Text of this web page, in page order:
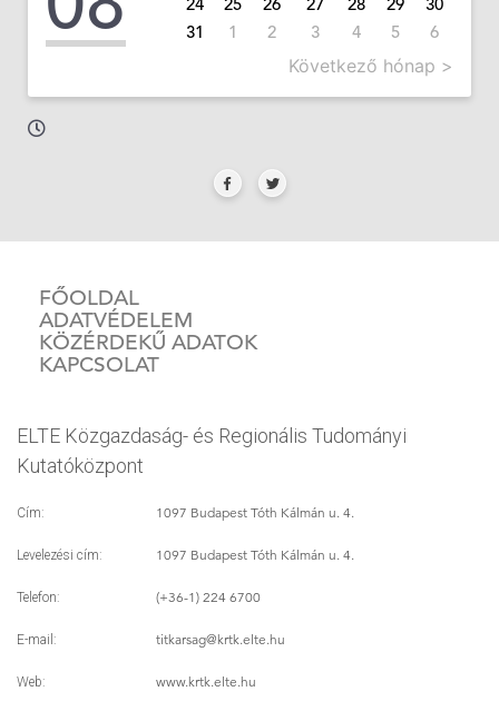
31
1 2 3 4 5 6
Következő hónap >
FŐOLDAL
ADATVÉDELEM
KÖZÉRDEKŰ ADATOK
KAPCSOLAT
ELTE Közgazdaság- és Regionális Tudományi
Kutatóközpont
Cím: 1097 Budapest Tóth Kálmán u. 4.
Levelezési cím: 1097 Budapest Tóth Kálmán u. 4.
Telefon: (+36-1) 224 6700
E-mail: titkarsag@krtk.elte.hu
Web: www.krtk.elte.hu